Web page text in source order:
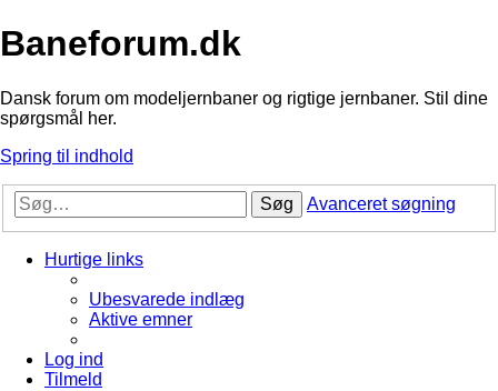
Baneforum.dk
Dansk forum om modeljernbaner og rigtige jernbaner. Stil dine
spørgsmål her.
Spring til indhold
Søg Avanceret søgning
Hurtige links
Ubesvarede indlæg
Aktive emner
Log ind
Tilmeld